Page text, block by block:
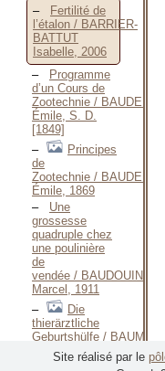
Fertilité de
l’étalon / BARRIER-
BATTUT
Isabelle, 2006
Programme
d’un Cours de
Zootechnie /
Émile, S. D.
[1849]
Principes
de
Zootechnie /
Émile, 1869
Une
grossesse
quadruple chez
une poulinière
de
vendée / BAUDOUIN
Marcel, 1911
Die
thierärztliche
Geburtshülfe /
Johann Wilhelm,
1844
Site réalisé par le